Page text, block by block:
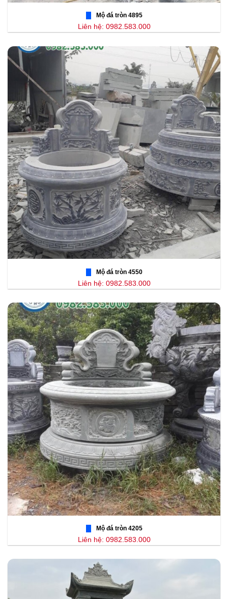
Mộ đá tròn 4895
Liên hệ: 0982.583.000
Mộ đá tròn 4550
Liên hệ: 0982.583.000
Mộ đá tròn 4205
Liên hệ: 0982.583.000